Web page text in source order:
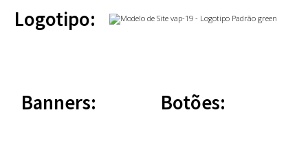
Logotipo:
Banners: Botões: